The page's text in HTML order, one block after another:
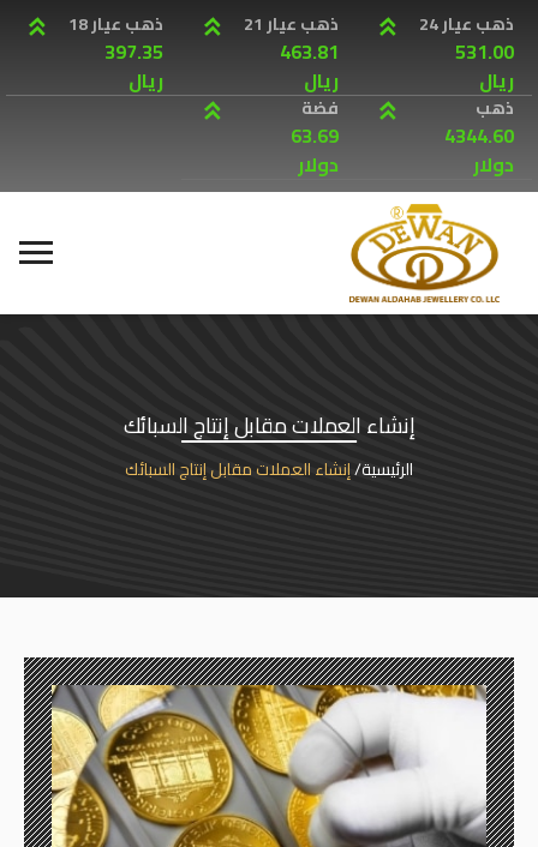
ذهب عيار 24
531.00
ريال
ذهب عيار 21
463.81
ريال
ذهب عيار 18
397.35
ريال
ذهب
4344.60
دولار
فضة
63.69
دولار
إنشاء العملات مقابل إنتاج السبائك
الرئيسية إنشاء العملات مقابل إنتاج السبائك